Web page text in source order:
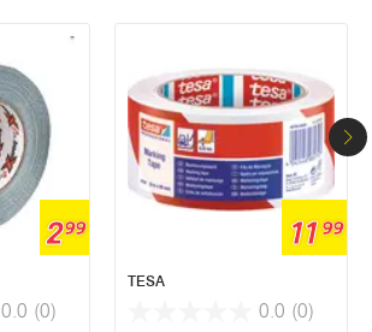
299
0.0 (0)
1199
TESA
0.0 (0)